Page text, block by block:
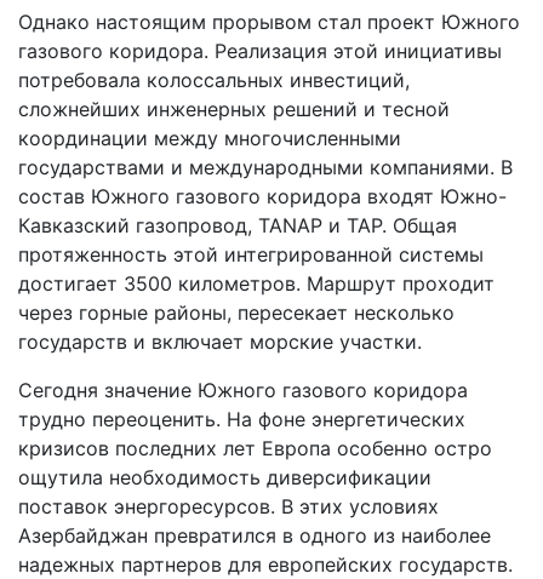
Однако настоящим прорывом стал проект Южного
газового коридора. Реализация этой инициативы
потребовала колоссальных инвестиций,
сложнейших инженерных решений и тесной
координации между многочисленными
государствами и международными компаниями. В
состав Южного газового коридора входят Южно-
Кавказский газопровод, TANAP и TAP. Общая
протяженность этой интегрированной системы
достигает 3500 километров. Маршрут проходит
через горные районы, пересекает несколько
государств и включает морские участки.
Сегодня значение Южного газового коридора
трудно переоценить. На фоне энергетических
кризисов последних лет Европа особенно остро
ощутила необходимость диверсификации
поставок энергоресурсов. В этих условиях
Азербайджан превратился в одного из наиболее
надежных партнеров для европейских государств.